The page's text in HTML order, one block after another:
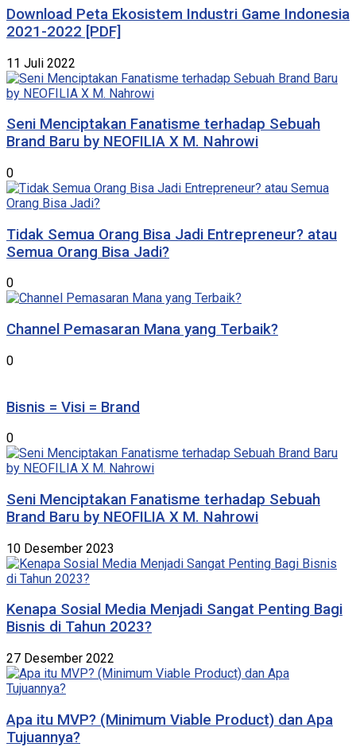
Download Peta Ekosistem Industri Game Indonesia
2021-2022 [PDF]
11 Juli 2022
Seni Menciptakan Fanatisme terhadap Sebuah
Brand Baru by NEOFILIA X M. Nahrowi
0
Tidak Semua Orang Bisa Jadi Entrepreneur? atau
Semua Orang Bisa Jadi?
0
Channel Pemasaran Mana yang Terbaik?
0
Bisnis = Visi = Brand
0
Seni Menciptakan Fanatisme terhadap Sebuah
Brand Baru by NEOFILIA X M. Nahrowi
10 Desember 2023
Kenapa Sosial Media Menjadi Sangat Penting Bagi
Bisnis di Tahun 2023?
27 Desember 2022
Apa itu MVP? (Minimum Viable Product) dan Apa
Tujuannya?